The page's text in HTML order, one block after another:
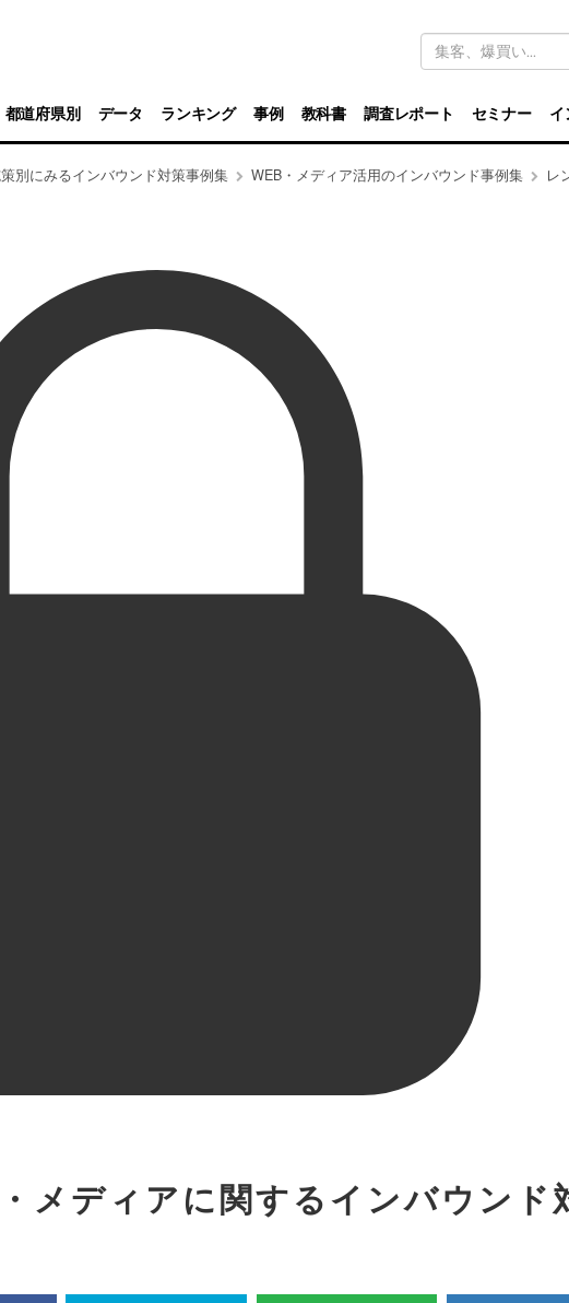
キ
ワ
ド
検
索
都道府県別 データ ランキング 事例 教科書 調査レポート セミナー イ
別にみるインバウンド対策事例集 WEB・メディア活用のインバウンド事例集 レ
メディアに関するインバウンド